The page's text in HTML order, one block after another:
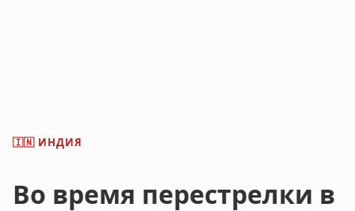
🇮🇳 ИНДИЯ
Во время перестрелки в